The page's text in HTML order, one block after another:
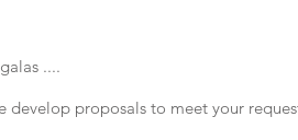
....
develop proposals to meet your